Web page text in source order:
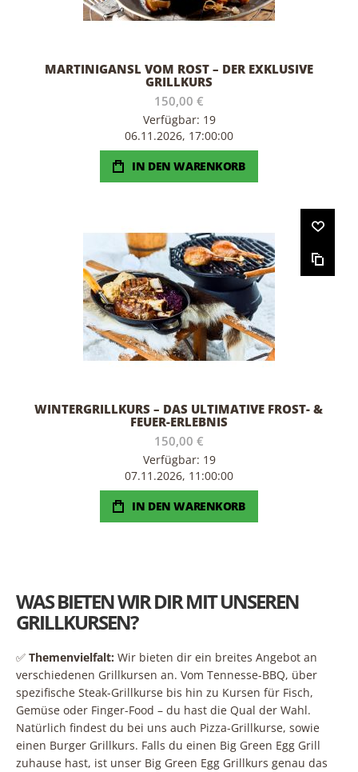
MARTINIGANSL VOM ROST – DER EXKLUSIVE
GRILLKURS
150,00 €
Verfügbar: 19
06.11.2026, 17:00:00
IN DEN WARENKORB
WINTERGRILLKURS – DAS ULTIMATIVE FROST- &
FEUER-ERLEBNIS
150,00 €
Verfügbar: 19
07.11.2026, 11:00:00
IN DEN WARENKORB
WAS BIETEN WIR DIR MIT UNSEREN
GRILLKURSEN?
✅ Themenvielfalt: Wir bieten dir ein breites Angebot an
verschiedenen Grillkursen an. Vom Tennesse-BBQ, über
spezifische Steak-Grillkurse bis hin zu Kursen für Fisch,
Gemüse oder Finger-Food – du hast die Qual der Wahl.
Natürlich findest du bei uns auch Pizza-Grillkurse, sowie
einen Burger Grillkurs. Falls du einen Big Green Egg Grill
zuhause hast, ist unser Big Green Egg Grillkurs genau das